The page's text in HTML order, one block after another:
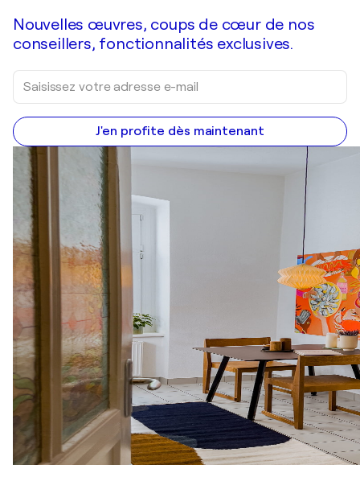
Nouvelles œuvres, coups de cœur de nos
conseillers, fonctionnalités exclusives.
J'en profite dès maintenant